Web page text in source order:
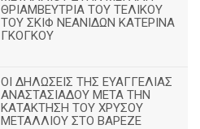
ΘΡΙΑΜΒΕΥΤΡΙΑ ΤΟΥ ΤΕΛΙΚΟΥ
ΤΟΥ ΣΚΙΦ ΝΕΑΝΙΔΩΝ ΚΑΤΕΡΙΝΑ
ΓΚΟΓΚΟΥ
ΟΙ ΔΗΛΩΣΕΙΣ ΤΗΣ ΕΥΑΓΓΕΛΙΑΣ
ΑΝΑΣΤΑΣΙΑΔΟΥ ΜΕΤΑ ΤΗΝ
ΚΑΤΑΚΤΗΣΗ ΤΟΥ ΧΡΥΣΟΥ
ΜΕΤΑΛΛΙΟΥ ΣΤΟ ΒΑΡΕΖΕ